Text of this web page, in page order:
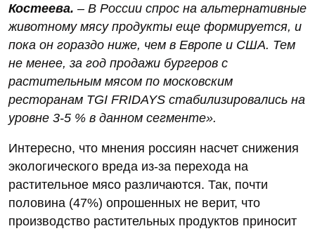
Костеева. – В России спрос на альтернативные
животному мясу продукты еще формируется, и
пока он гораздо ниже, чем в Европе и США. Тем
не менее, за год продажи бургеров с
растительным мясом по московским
ресторанам TGI FRIDAYS стабилизировались на
уровне 3-5 % в данном сегменте».
Интересно, что мнения россиян насчет снижения
экологического вреда из-за перехода на
растительное мясо различаются. Так, почти
половина (47%) опрошенных не верит, что
производство растительных продуктов приносит